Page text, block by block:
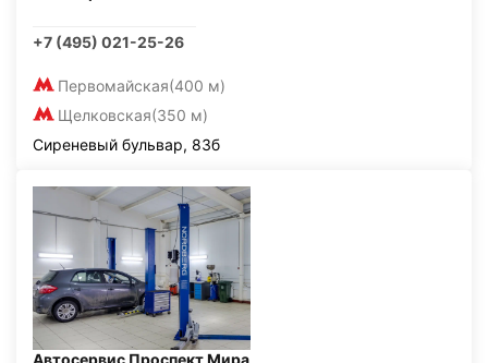
+7 (495) 021-25-26
Первомайская(400 м)
Щелковская(350 м)
Сиреневый бульвар, 83б
Автосервис Проспект Мира